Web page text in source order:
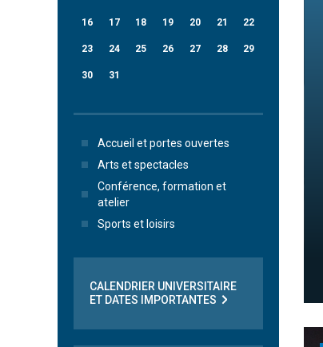
16 17 18 19 20 21 22
23 24 25 26 27 28 29
30 31
Accueil et portes ouvertes
Arts et spectacles
Conférence, formation et
atelier
Sports et loisirs
CALENDRIER UNIVERSITAIRE
ET DATES IMPORTANTES